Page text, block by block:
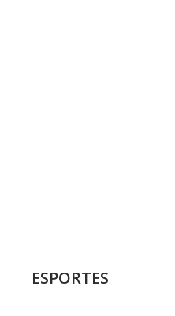
ESPORTES